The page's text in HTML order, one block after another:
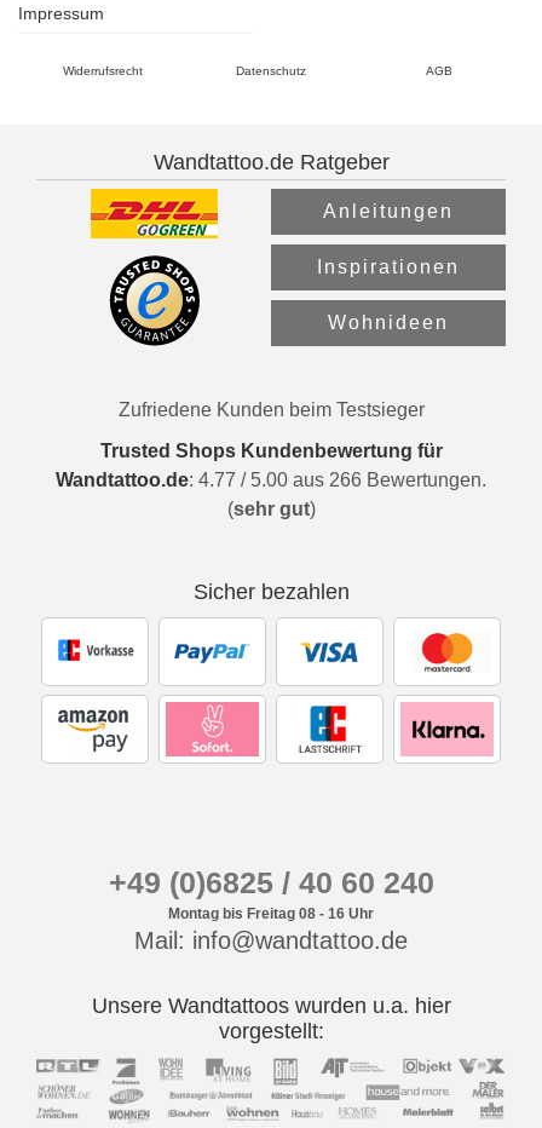
Impressum
Widerrufsrecht Datenschutz AGB
Wandtattoo.de Ratgeber
Anleitungen
Inspirationen
Wohnideen
Zufriedene Kunden beim Testsieger
Trusted Shops Kundenbewertung für
Wandtattoo.de: 4.77 / 5.00 aus 266 Bewertungen.
(sehr gut)
Sicher bezahlen
+49 (0)6825 / 40 60 240
Montag bis Freitag 08 - 16 Uhr
Mail: info@wandtattoo.de
Unsere Wandtattoos wurden u.a. hier
vorgestellt: